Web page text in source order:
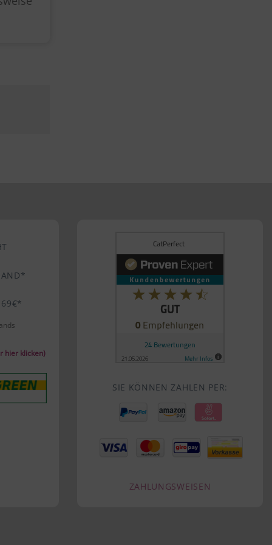
69€*
hier klicken)
SIE KÖNNEN ZAHLEN PER:
ZAHLUNGSWEISEN